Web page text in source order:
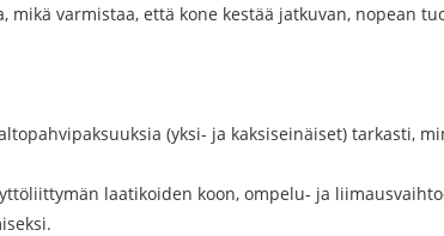
varmistaa, että kone kestää jatkuvan, nopean
(yksi- ja kaksiseinäiset) tarkasti,
laatikoiden koon, ompelu- ja